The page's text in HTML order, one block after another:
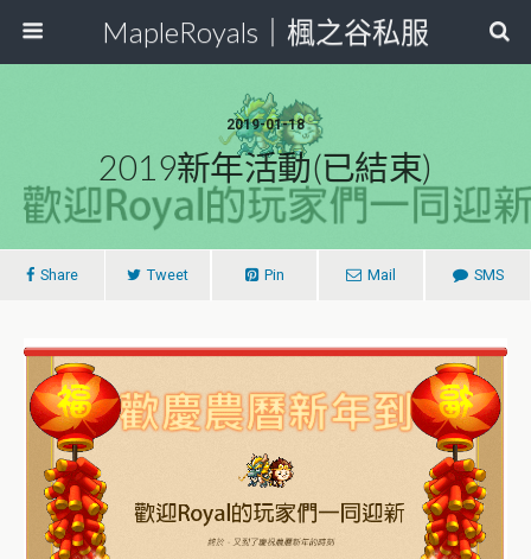
MapleRoyals｜楓之谷私服
2019-01-18
2019新年活動(已結束)
Share Tweet Pin Mail SMS